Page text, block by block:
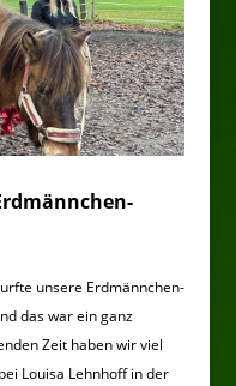
unsere Erdmännchen-
das war ein ganz
Zeit haben wir viel
Louisa Lehnhoff in der